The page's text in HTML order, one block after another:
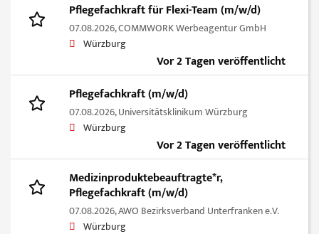
Pflegefachkraft für Flexi-Team (m/w/d)
07.08.2026,COMMWORK Werbeagentur GmbH
Würzburg
Vor 2 Tagen veröffentlicht
Pflegefachkraft (m/w/d)
07.08.2026,Universitätsklinikum Würzburg
Würzburg
Vor 2 Tagen veröffentlicht
Medizinproduktebeauftragte*r,
Pflegefachkraft (m/w/d)
07.08.2026,AWO Bezirksverband Unterfranken e.V.
Würzburg